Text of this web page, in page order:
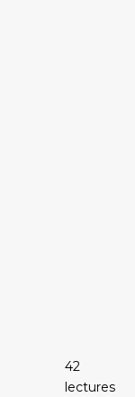
42
lectures